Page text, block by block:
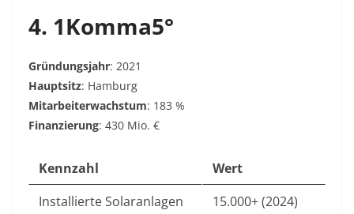
4. 1Komma5°
Gründungsjahr: 2021
Hauptsitz: Hamburg
Mitarbeiterwachstum: 183 %
Finanzierung: 430 Mio. €
Kennzahl
Wert
Installierte Solaranlagen
15.000+ (2024)